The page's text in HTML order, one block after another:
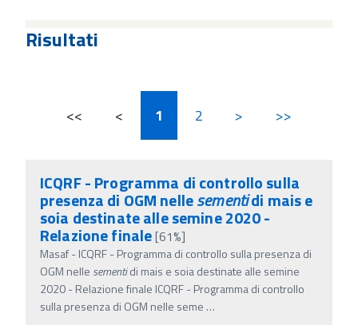
Risultati
<< < 1 2 > >>
ICQRF - Programma di controllo sulla
presenza di OGM nellesementidi mais e
soia destinate alle semine 2020 -
Relazione finale[61%]
Masaf - ICQRF - Programma di controllo sulla presenza di
OGM nelle sementidi mais e soia destinate alle semine
2020 - Relazione finale ICQRF - Programma di controllo
sulla presenza di OGM nelle seme …